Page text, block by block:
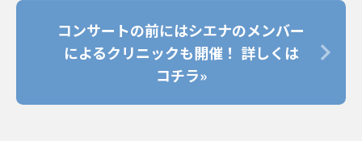
コンサートの前にはシエナのメンバー
によるクリニックも開催！ 詳しくは
コチラ»